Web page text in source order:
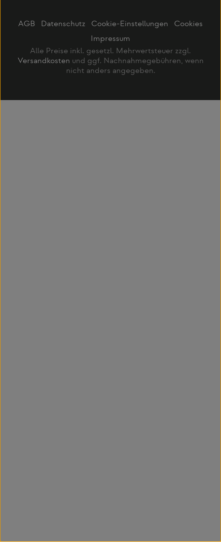
AGB Datenschutz Cookie-Einstellungen
Cookies
Impressum
Alle Preise inkl. gesetzl. Mehrwertsteuer zzgl.
Versandkosten und ggf. Nachnahmegebühren, wenn
nicht anders angegeben.